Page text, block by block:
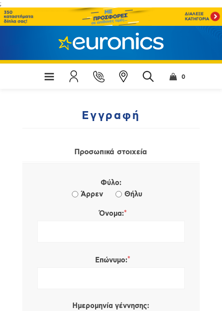
;
0
Εγγραφή
Προσωπικά στοιχεία
Φύλο:
Άρρεν
Θήλυ
Όνομα:*
Επώνυμο:*
Ημερομηνία γέννησης: